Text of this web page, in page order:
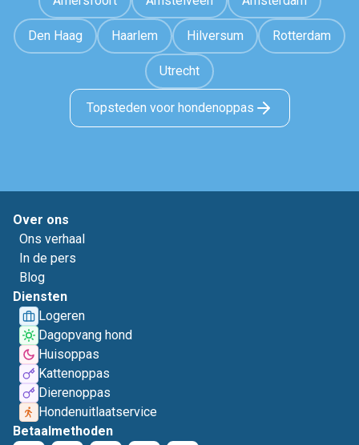
Den Haag Haarlem Hilversum Rotterdam
Utrecht
Topsteden voor hondenoppas
Over ons
Ons verhaal
In de pers
Blog
Diensten
Logeren
Dagopvang hond
Huisoppas
Kattenoppas
Dierenoppas
Hondenuitlaatservice
Betaalmethoden